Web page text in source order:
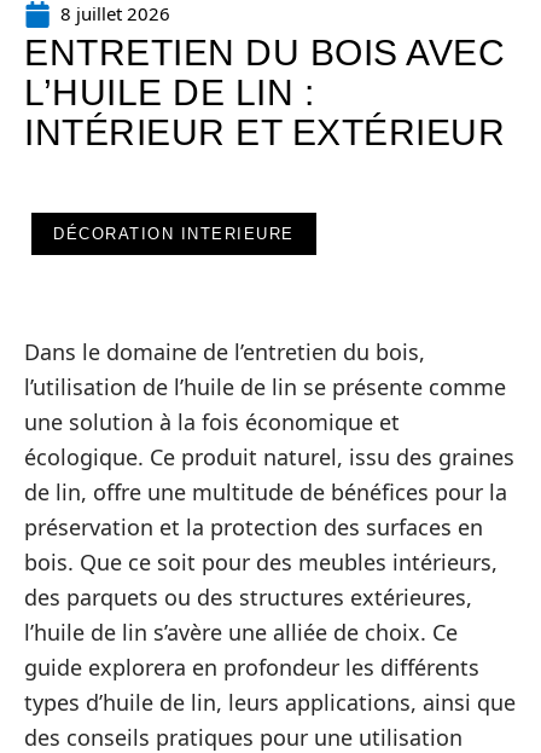
8 juillet 2026
ENTRETIEN DU BOIS AVEC
L’HUILE DE LIN :
INTÉRIEUR ET EXTÉRIEUR
DÉCORATION INTERIEURE
Dans le domaine de l’entretien du bois,
l’utilisation de l’huile de lin se présente comme
une solution à la fois économique et
écologique. Ce produit naturel, issu des graines
de lin, offre une multitude de bénéfices pour la
préservation et la protection des surfaces en
bois. Que ce soit pour des meubles intérieurs,
des parquets ou des structures extérieures,
l’huile de lin s’avère une alliée de choix. Ce
guide explorera en profondeur les différents
types d’huile de lin, leurs applications, ainsi que
des conseils pratiques pour une utilisation